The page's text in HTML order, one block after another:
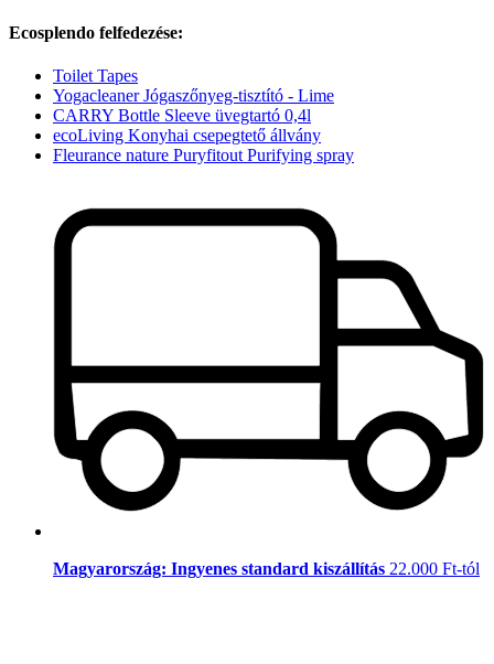
Ecosplendo felfedezése:
Toilet Tapes
Yogacleaner Jógaszőnyeg-tisztító - Lime
CARRY Bottle Sleeve üvegtartó 0,4l
ecoLiving Konyhai csepegtető állvány
Fleurance nature Puryfitout Purifying spray
Magyarország: Ingyenes standard kiszállítás 22.000 Ft-tól